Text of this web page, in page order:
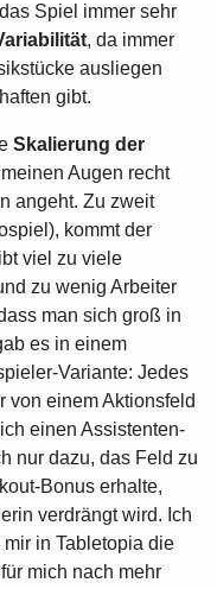
Spiel immer sehr
, da immer
ausliegen
gibt.
Skalierung der
Augen recht
angeht. Zu zweit
kommt der
viel zu viele
zu wenig Arbeiter
man sich groß in
es in einem
Variante: Jedes
von einem Aktionsfeld
einen Assistenten-
nur dazu, das Feld zu
Bonus erhalte,
verdrängt wird. Ich
in Tabletopia die
mich nach mehr